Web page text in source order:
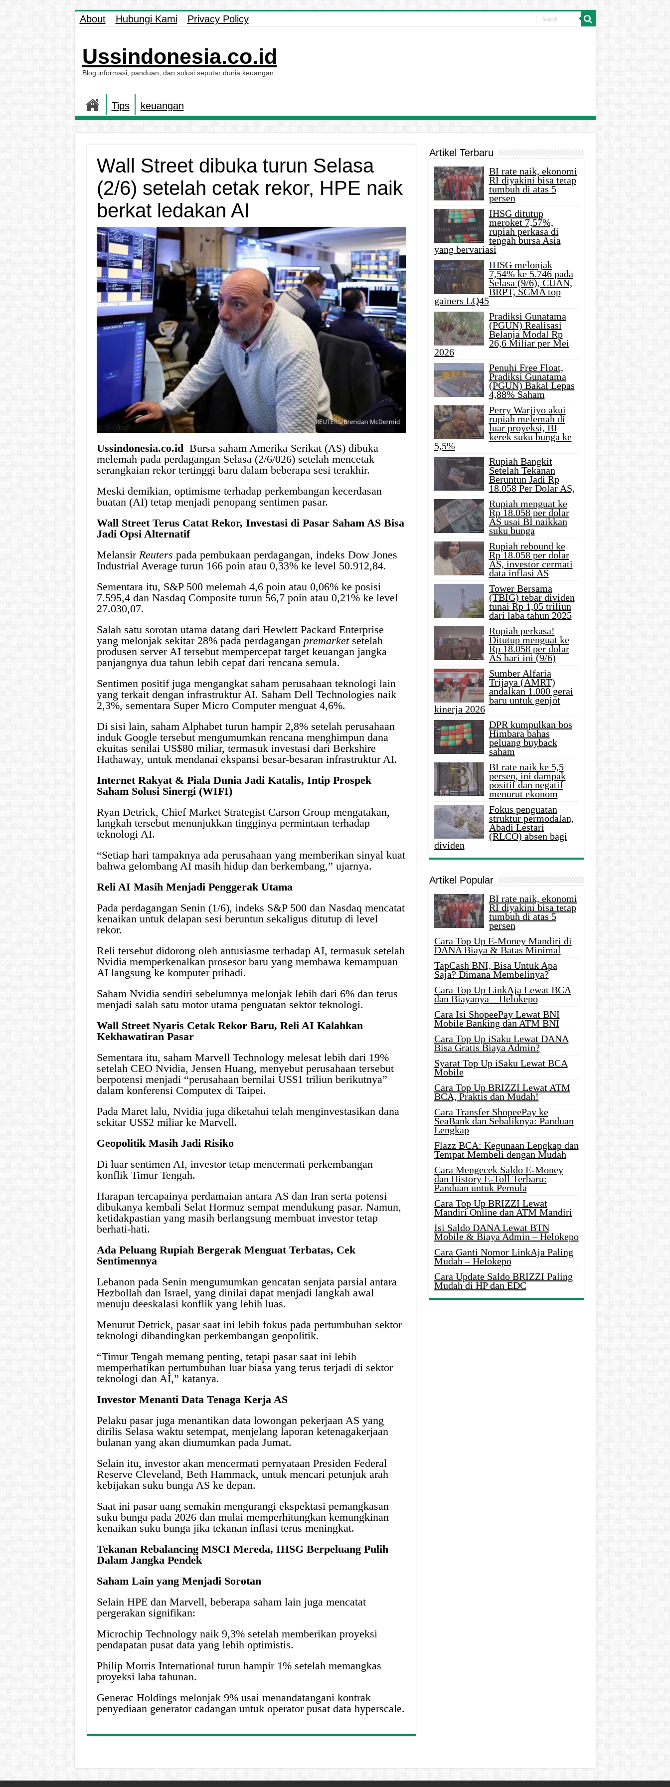
About Hubungi Kami Privacy Policy
Ussindonesia.co.id
Blog informasi, panduan, dan solusi seputar dunia keuangan.
Tips keuangan
Wall Street dibuka turun Selasa
(2/6) setelah cetak rekor, HPE naik
berkat ledakan AI
Ussindonesia.co.id Bursa saham Amerika Serikat (AS) dibuka
melemah pada perdagangan Selasa (2/6/026) setelah mencetak
serangkaian rekor tertinggi baru dalam beberapa sesi terakhir.
Meski demikian, optimisme terhadap perkembangan kecerdasan
buatan (AI) tetap menjadi penopang sentimen pasar.
Wall Street Terus Catat Rekor, Investasi di Pasar Saham AS Bisa
Jadi Opsi Alternatif
Melansir Reuters pada pembukaan perdagangan, indeks Dow Jones
Industrial Average turun 166 poin atau 0,33% ke level 50.912,84.
Sementara itu, S&P 500 melemah 4,6 poin atau 0,06% ke posisi
7.595,4 dan Nasdaq Composite turun 56,7 poin atau 0,21% ke level
27.030,07.
Salah satu sorotan utama datang dari Hewlett Packard Enterprise
yang melonjak sekitar 28% pada perdagangan premarketsetelah
produsen server AI tersebut mempercepat target keuangan jangka
panjangnya dua tahun lebih cepat dari rencana semula.
Sentimen positif juga mengangkat saham perusahaan teknologi lain
yang terkait dengan infrastruktur AI. Saham Dell Technologies naik
2,3%, sementara Super Micro Computer menguat 4,6%.
Di sisi lain, saham Alphabet turun hampir 2,8% setelah perusahaan
induk Google tersebut mengumumkan rencana menghimpun dana
ekuitas senilai US$80 miliar, termasuk investasi dari Berkshire
Hathaway, untuk mendanai ekspansi besar-besaran infrastruktur AI.
Internet Rakyat & Piala Dunia Jadi Katalis, Intip Prospek
Saham Solusi Sinergi (WIFI)
Ryan Detrick, Chief Market Strategist Carson Group mengatakan,
langkah tersebut menunjukkan tingginya permintaan terhadap
teknologi AI.
“Setiap hari tampaknya ada perusahaan yang memberikan sinyal kuat
bahwa gelombang AI masih hidup dan berkembang,” ujarnya.
Reli AI Masih Menjadi Penggerak Utama
Pada perdagangan Senin (1/6), indeks S&P 500 dan Nasdaq mencatat
kenaikan untuk delapan sesi beruntun sekaligus ditutup di level
rekor.
Reli tersebut didorong oleh antusiasme terhadap AI, termasuk setelah
Nvidia memperkenalkan prosesor baru yang membawa kemampuan
AI langsung ke komputer pribadi.
Saham Nvidia sendiri sebelumnya melonjak lebih dari 6% dan terus
menjadi salah satu motor utama penguatan sektor teknologi.
Wall Street Nyaris Cetak Rekor Baru, Reli AI Kalahkan
Kekhawatiran Pasar
Sementara itu, saham Marvell Technology melesat lebih dari 19%
setelah CEO Nvidia, Jensen Huang, menyebut perusahaan tersebut
berpotensi menjadi “perusahaan bernilai US$1 triliun berikutnya”
dalam konferensi Computex di Taipei.
Pada Maret lalu, Nvidia juga diketahui telah menginvestasikan dana
sekitar US$2 miliar ke Marvell.
Geopolitik Masih Jadi Risiko
Di luar sentimen AI, investor tetap mencermati perkembangan
konflik Timur Tengah.
Harapan tercapainya perdamaian antara AS dan Iran serta potensi
dibukanya kembali Selat Hormuz sempat mendukung pasar. Namun,
ketidakpastian yang masih berlangsung membuat investor tetap
berhati-hati.
Ada Peluang Rupiah Bergerak Menguat Terbatas, Cek
Sentimennya
Lebanon pada Senin mengumumkan gencatan senjata parsial antara
Hezbollah dan Israel, yang dinilai dapat menjadi langkah awal
menuju deeskalasi konflik yang lebih luas.
Menurut Detrick, pasar saat ini lebih fokus pada pertumbuhan sektor
teknologi dibandingkan perkembangan geopolitik.
“Timur Tengah memang penting, tetapi pasar saat ini lebih
memperhatikan pertumbuhan luar biasa yang terus terjadi di sektor
teknologi dan AI,” katanya.
Investor Menanti Data Tenaga Kerja AS
Pelaku pasar juga menantikan data lowongan pekerjaan AS yang
dirilis Selasa waktu setempat, menjelang laporan ketenagakerjaan
bulanan yang akan diumumkan pada Jumat.
Selain itu, investor akan mencermati pernyataan Presiden Federal
Reserve Cleveland, Beth Hammack, untuk mencari petunjuk arah
kebijakan suku bunga AS ke depan.
Saat ini pasar uang semakin mengurangi ekspektasi pemangkasan
suku bunga pada 2026 dan mulai memperhitungkan kemungkinan
kenaikan suku bunga jika tekanan inflasi terus meningkat.
Tekanan Rebalancing MSCI Mereda, IHSG Berpeluang Pulih
Dalam Jangka Pendek
Saham Lain yang Menjadi Sorotan
Selain HPE dan Marvell, beberapa saham lain juga mencatat
pergerakan signifikan:
Microchip Technology naik 9,3% setelah memberikan proyeksi
pendapatan pusat data yang lebih optimistis.
Philip Morris International turun hampir 1% setelah memangkas
proyeksi laba tahunan.
Generac Holdings melonjak 9% usai menandatangani kontrak
penyediaan generator cadangan untuk operator pusat data hyperscale.
Artikel Terbaru
BI rate naik, ekonomi
RI diyakini bisa tetap
tumbuh di atas 5
persen
IHSG ditutup
meroket 7,57%,
rupiah perkasa di
tengah bursa Asia
yang bervariasi
IHSG melonjak
7,54% ke 5.746 pada
Selasa (9/6), CUAN,
BRPT, SCMA top
gainers LQ45
Pradiksi Gunatama
(PGUN) Realisasi
Belanja Modal Rp
26,6 Miliar per Mei
2026
Penuhi Free Float,
Pradiksi Gunatama
(PGUN) Bakal Lepas
4,88% Saham
Perry Warjiyo akui
rupiah melemah di
luar proyeksi, BI
kerek suku bunga ke
5,5%
Rupiah Bangkit
Setelah Tekanan
Beruntun Jadi Rp
18.058 Per Dolar AS,
Rupiah menguat ke
Rp 18.058 per dolar
AS usai BI naikkan
suku bunga
Rupiah rebound ke
Rp 18.058 per dolar
AS, investor cermati
data inflasi AS
Tower Bersama
(TBIG) tebar dividen
tunai Rp 1,05 triliun
dari laba tahun 2025
Rupiah perkasa!
Ditutup menguat ke
Rp 18.058 per dolar
AS hari ini (9/6)
Sumber Alfaria
Trijaya (AMRT)
andalkan 1.000 gerai
baru untuk genjot
kinerja 2026
DPR kumpulkan bos
Himbara bahas
peluang buyback
saham
BI rate naik ke 5,5
persen, ini dampak
positif dan negatif
menurut ekonom
Fokus penguatan
struktur permodalan,
Abadi Lestari
(RLCO) absen bagi
dividen
Artikel Popular
BI rate naik, ekonomi
RI diyakini bisa tetap
tumbuh di atas 5
persen
Cara Top Up E-Money Mandiri di
DANA Biaya & Batas Minimal
TapCash BNI, Bisa Untuk Apa
Saja? Dimana Membelinya?
Cara Top Up LinkAja Lewat BCA
dan Biayanya – Helokepo
Cara Isi ShopeePay Lewat BNI
Mobile Banking dan ATM BNI
Cara Top Up iSaku Lewat DANA
Bisa Gratis Biaya Admin?
Syarat Top Up iSaku Lewat BCA
Mobile
Cara Top Up BRIZZI Lewat ATM
BCA, Praktis dan Mudah!
Cara Transfer ShopeePay ke
SeaBank dan Sebaliknya: Panduan
Lengkap
Flazz BCA: Kegunaan Lengkap dan
Tempat Membeli dengan Mudah
Cara Mengecek Saldo E-Money
dan History E-Toll Terbaru:
Panduan untuk Pemula
Cara Top Up BRIZZI Lewat
Mandiri Online dan ATM Mandiri
Isi Saldo DANA Lewat BTN
Mobile & Biaya Admin – Helokepo
Cara Ganti Nomor LinkAja Paling
Mudah – Helokepo
Cara Update Saldo BRIZZI Paling
Mudah di HP dan EDC